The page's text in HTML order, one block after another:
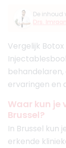
De inhoud
Drs.
Vergelijk
behandelaren,
ervaringen en
Waar kun je
Brussel?
In Brussel kun
erkende